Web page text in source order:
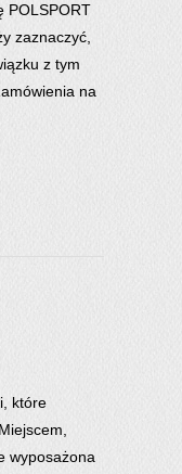
POLSPORT
zaznaczyć,
z tym
na
które
wyposażona